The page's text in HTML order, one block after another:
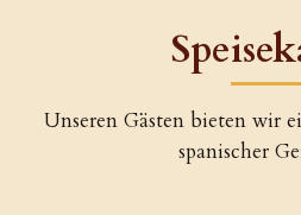
Unseren Gästen bieten wir
spanischer